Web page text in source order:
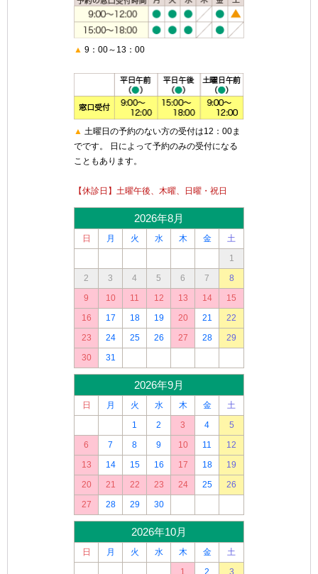
▲ 9：00～13：00
▲ 土曜日の予約のない方の受付は12：00ま
でです。 日によって予約のみの受付になる
こともあります。
【休診日】土曜午後、木曜、日曜・祝日
2026年8月
日 月 火 水 木 金
土
1
2
3 4 5 6 7
8
9
10 11 12 13 14
15
16
17 18 19 20 21
22
23
24 25 26 27 28
29
30
31
2026年9月
日 月 火 水 木 金
土
1
2 3 4
5
6
7 8 9 10 11
12
13
14 15 16 17 18
19
20
21 22 23 24 25
26
27
28 29 30
2026年10月
日 月 火 水 木 金
土
1
2
3